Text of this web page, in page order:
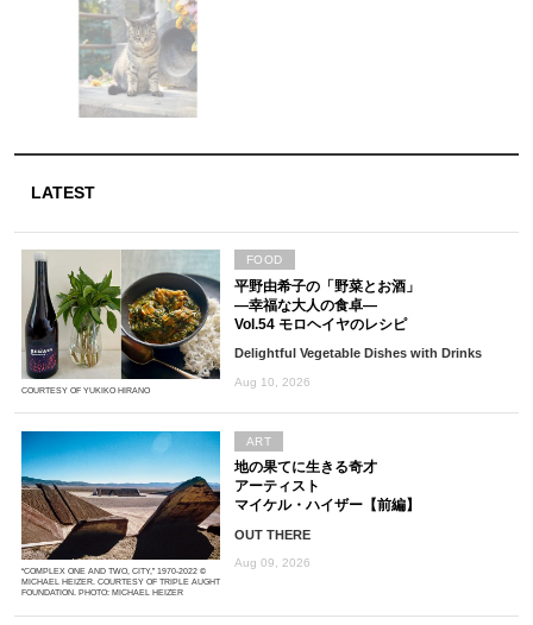
LATEST
COURTESY OF YUKIKO HIRANO
平野由希子の「野菜とお酒」
―幸福な大人の食卓―
Vol.54 モロヘイヤのレシピ
Delightful Vegetable Dishes with Drinks
Aug 10, 2026
FOOD
“COMPLEX ONE AND TWO, CITY,” 1970-2022 ©
MICHAEL HEIZER. COURTESY OF TRIPLE AUGHT
FOUNDATION. PHOTO: MICHAEL HEIZER
地の果てに生きる奇才
アーティスト
マイケル・ハイザー【前編】
OUT THERE
Aug 09, 2026
ART